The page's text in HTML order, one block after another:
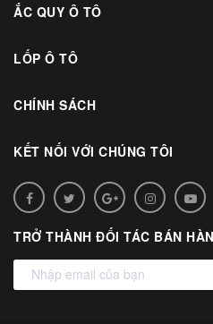
ẮC QUY Ô TÔ
LỐP Ô TÔ
CHÍNH SÁCH
KẾT NỐI VỚI CHÚNG TÔI
TRỞ THÀNH ĐỐI TÁC BÁN